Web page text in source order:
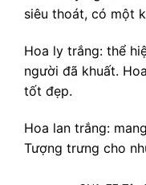
siêu thoát, có một
Hoa ly trắng: thể
người đã khuất.
tốt đẹp.
Hoa lan trắng:
Tượng trưng cho